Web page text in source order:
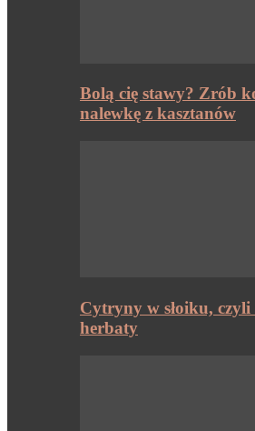
Bolą cię stawy? Zrób
nalewkę z kasztanów
Cytryny w słoiku,
herbaty